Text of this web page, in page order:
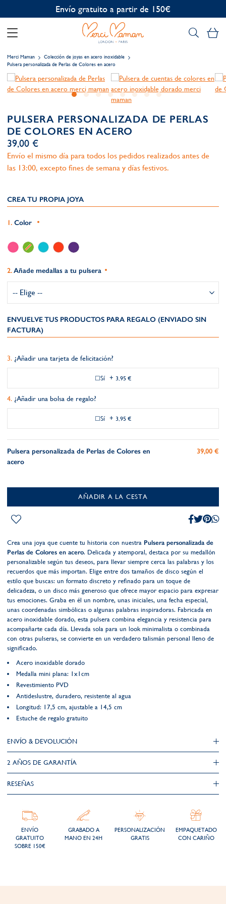
Personalización gratuita
Merci Maman
Colección de joyas en acero inoxidable
Pulsera personalizada de Perlas de Colores en acero
PULSERA PERSONALIZADA DE PERLAS
DE COLORES EN ACERO
39,00 €
Envío el mismo día para todos los pedidos realizados antes de
las 13:00, excepto fines de semana y días festivos.
CREA TU PROPIA JOYA
Color
Añade medallas a tu pulsera
ENVUELVE TUS PRODUCTOS PARA REGALO (ENVIADO SIN
FACTURA)
¿Añadir una tarjeta de felicitación?
Sí + 3,95 €
¿Añadir una bolsa de regalo?
Sí + 3,95 €
Pulsera personalizada de Perlas de Colores en
acero
39,00 €
AÑADIR A LA CESTA
Crea una joya que cuente tu historia con nuestra Pulsera personalizada de
Perlas de Colores en acero. Delicada y atemporal, destaca por su medallón
personalizable según tus deseos, para llevar siempre cerca las palabras y los
recuerdos que más importan. Elige entre dos tamaños de disco según el
estilo que buscas: un formato discreto y refinado para un toque de
delicadeza, o un disco más generoso que ofrece mayor espacio para expresar
tus emociones. Graba en él un nombre, unas iniciales, una fecha especial,
unas coordenadas simbólicas o algunas palabras inspiradoras. Fabricada en
acero inoxidable dorado, esta pulsera combina elegancia y resistencia para
acompañarte cada día. Llevada sola para un look minimalista o combinada
con otras pulseras, se convierte en un verdadero talismán personal lleno de
significado.
Acero inoxidable dorado
Medalla mini plana: 1x1cm
Revestimiento PVD
Antideslustre, duradero, resistente al agua
Longitud: 17,5 cm, ajustable a 14,5 cm
Estuche de regalo gratuito
ENVÍO & DEVOLUCIÓN
2 AÑOS DE GARANTÍA​
RESEÑAS
ENVÍO
GRATUITO
SOBRE 150€
GRABADO A
MANO EN 24H
PERSONALIZACIÓN
GRATIS
EMPAQUETADO
CON CARIÑO